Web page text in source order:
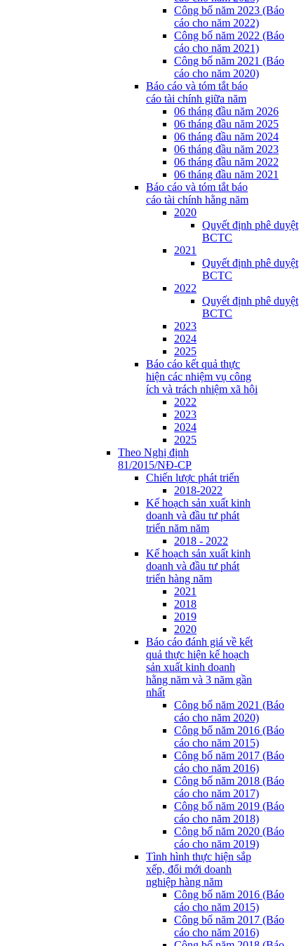
Công bố năm 2023 (Báo
cáo cho năm 2022)
Công bố năm 2022 (Báo
cáo cho năm 2021)
Công bố năm 2021 (Báo
cáo cho năm 2020)
Báo cáo và tóm tắt báo
cáo tài chính giữa năm
06 tháng đầu năm 2026
06 tháng đầu năm 2025
06 tháng đầu năm 2024
06 tháng đầu năm 2023
06 tháng đầu năm 2022
06 tháng đầu năm 2021
Báo cáo và tóm tắt báo
cáo tài chính hằng năm
2020
Quyết định phê duyệt
BCTC
2021
Quyết định phê duyệt
BCTC
2022
Quyết định phê duyệt
BCTC
2023
2024
2025
Báo cáo kết quả thực
hiện các nhiệm vụ công
ích và trách nhiệm xã hội
2022
2023
2024
2025
Theo Nghị định
81/2015/NĐ-CP
Chiến lược phát triển
2018-2022
Kế hoạch sản xuất kinh
doanh và đầu tư phát
triển năm năm
2018 - 2022
Kế hoạch sản xuất kinh
doanh và đầu tư phát
triển hàng năm
2021
2018
2019
2020
Báo cáo đánh giá về kết
quả thực hiện kế hoạch
sản xuất kinh doanh
hằng năm và 3 năm gần
nhất
Công bố năm 2021 (Báo
cáo cho năm 2020)
Công bố năm 2016 (Báo
cáo cho năm 2015)
Công bố năm 2017 (Báo
cáo cho năm 2016)
Công bố năm 2018 (Báo
cáo cho năm 2017)
Công bố năm 2019 (Báo
cáo cho năm 2018)
Công bố năm 2020 (Báo
cáo cho năm 2019)
Tình hình thực hiện sắp
xếp, đổi mới doanh
nghiệp hàng năm
Công bố năm 2016 (Báo
cáo cho năm 2015)
Công bố năm 2017 (Báo
cáo cho năm 2016)